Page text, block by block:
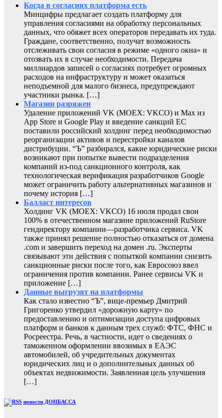
Когда в согласиях платформа есть
Минцифры предлагает создать платформу для
управления согласиями на обработку персональных
данных, что обяжет всех операторов передавать их туда.
Граждане, соответственно, получат возможность
отслеживать свои согласия в режиме «одного окна» и
отозвать их в случае необходимости. Передача
миллиардов записей о согласиях потребует огромных
расходов на инфраструктуру и может оказаться
неподъемной для малого бизнеса, предупреждают
участники рынка. […]
Магазин разряжен
Удаление приложений VK (MOEX: VKCO) и Max из
App Store и Google Play и введение санкций ЕС
поставили российский холдинг перед необходимостью
реорганизации активов и перестройки каналов
дистрибуции. “Ъ” разбирался, какие юридические риски
возникают при попытке вывести подразделения
компаний из-под санкционного контроля, как
технологическая верификация разработчиков Google
может ограничить работу альтернативных магазинов и
почему история […]
Балласт интересов
Холдинг VK (MOEX: VKCO) 16 июля продал свои
100% в отечественном магазине приложений RuStore
гендиректору компании—разработчика сервиса. VK
также принял решение полностью отказаться от домена
.com и завершить переход на домен .ru. Эксперты
связывают эти действия с попыткой компании снизить
санкционные риски после того, как Евросоюз ввел
ограничения против компании. Ранее сервисы VK и
приложение […]
Данные выгрузят на платформы
Как стало известно “Ъ”, вице-премьер Дмитрий
Григоренко утвердил «дорожную карту» по
предоставлению и оптимизации доступа цифровых
платформ и банков к данным трех служб: ФТС, ФНС и
Росреестра. Речь, в частности, идет о сведениях о
таможенном оформлении ввозимых в ЕАЭС
автомобилей, об учредительных документах
юридических лиц и о дополнительных данных об
объектах недвижимости. Заявленная цель улучшения
[…]
новости ДОНБАССА